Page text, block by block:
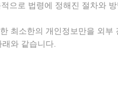
으로 법령에 정해진 절차와
최소한의 개인정보만을 외부
와 같습니다.